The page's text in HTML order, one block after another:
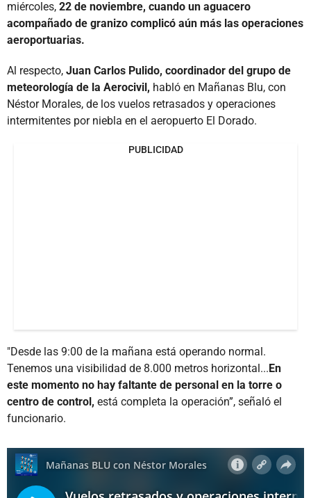
miércoles, 22 de noviembre, cuando un aguacero
acompañado de granizo complicó aún más las operaciones
aeroportuarias.
Al respecto, Juan Carlos Pulido, coordinador del grupo de
meteorología de la Aerocivil, habló en Mañanas Blu, con
Néstor Morales, de los vuelos retrasados y operaciones
intermitentes por niebla en el aeropuerto El Dorado.
PUBLICIDAD
"Desde las 9:00 de la mañana está operando normal.
Tenemos una visibilidad de 8.000 metros horizontal... En
este momento no hay faltante de personal en la torre o
centro de control, está completa la operación”, señaló el
funcionario.